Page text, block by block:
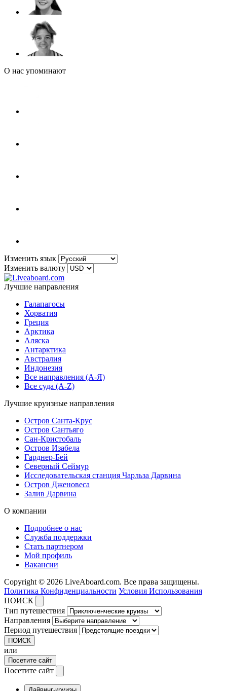
О нас упоминают
Изменить язык
Изменить валюту
Лучшие направления
Галапагосы
Хорватия
Греция
Арктика
Аляска
Антарктика
Австралия
Индонезия
Все направления (A-Я)
Все суда (A-Z)
Лучшие круизные направления
Остров Санта-Крус
Остров Сантьяго
Сан-Кристобаль
Остров Изабела
Гарднер-Бей
Северный Сеймур
Исследовательская станция Чарльза Дарвина
Остров Дженовеса
Залив Дарвина
О компании
Подробнее о нас
Служба поддержки
Стать партнером
Мой профиль
Вакансии
Copyright © 2026 LiveAboard.com. Все права защищены.
Политика Конфиденциальности Условия Использования
ПОИСК
Тип путешествия
Направления
Период путешествия
ПОИСК
или
Посетите сайт
Посетите сайт